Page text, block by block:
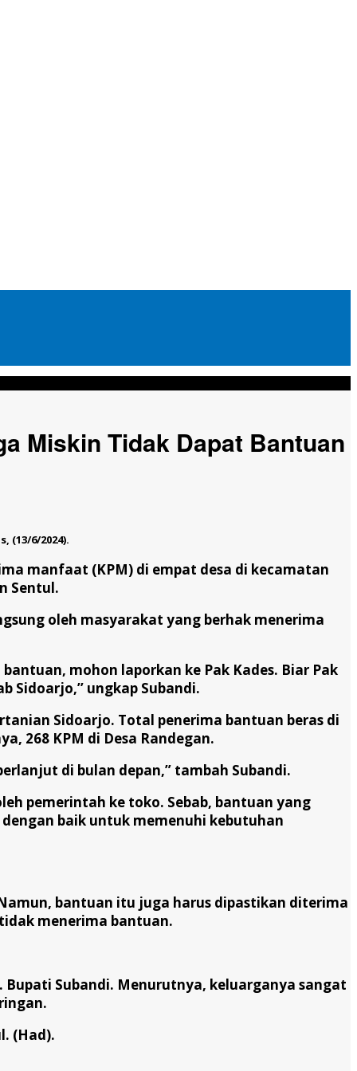
Miskin Tidak Dapat Bantuan
(13/6/2024).
manfaat (KPM) di empat desa di kecamatan
Sentul.
oleh masyarakat yang berhak menerima
mohon laporkan ke Pak Kades. Biar Pak
Sidoarjo,’’ ungkap Subandi.
Sidoarjo. Total penerima bantuan beras di
268 KPM di Desa Randegan.
di bulan depan,” tambah Subandi.
pemerintah ke toko. Sebab, bantuan yang
baik untuk memenuhi kebutuhan
bantuan itu juga harus dipastikan diterima
menerima bantuan.
Bupati Subandi. Menurutnya, keluarganya sangat
(Had).